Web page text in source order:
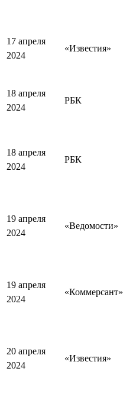
17 апреля
2024
«Известия»
18 апреля
2024
РБК
18 апреля
2024
РБК
19 апреля
2024
«Ведомости»
19 апреля
2024
«Коммерсант»
20 апреля
2024
«Известия»